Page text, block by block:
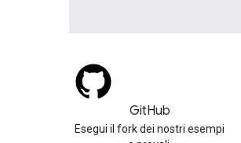
GitHub
Esegui il fork dei nostri esempi